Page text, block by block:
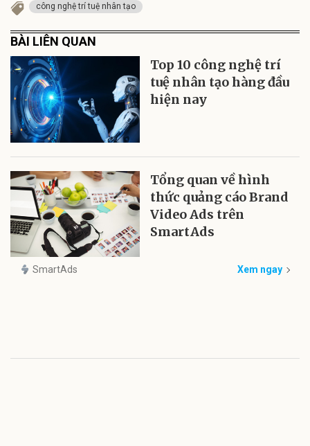
công nghệ trí tuệ nhân tạo
BÀI LIÊN QUAN
Top 10 công nghệ trí
tuệ nhân tạo hàng đầu
hiện nay
Tổng quan về hình
thức quảng cáo Brand
Video Ads trên
SmartAds
SmartAds Xem ngay